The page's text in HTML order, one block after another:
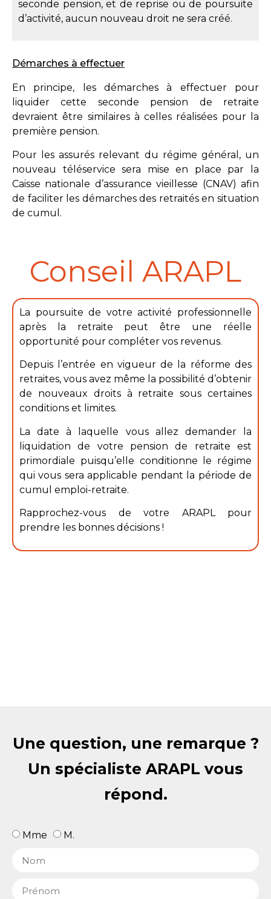
seconde pension, et de reprise ou de poursuite
d’activité, aucun nouveau droit ne sera créé.
Démarches à effectuer
En principe, les démarches à effectuer pour
liquider cette seconde pension de retraite
devraient être similaires à celles réalisées pour la
première pension.
Pour les assurés relevant du régime général, un
nouveau téléservice sera mise en place par la
Caisse nationale d’assurance vieillesse (CNAV) afin
de faciliter les démarches des retraités en situation
de cumul.
Conseil ARAPL​
La poursuite de votre activité professionnelle
après la retraite peut être une réelle
opportunité pour compléter vos revenus.
Depuis l’entrée en vigueur de la réforme des
retraites, vous avez même la possibilité d’obtenir
de nouveaux droits à retraite sous certaines
conditions et limites.
La date à laquelle vous allez demander la
liquidation de votre pension de retraite est
primordiale puisqu’elle conditionne le régime
qui vous sera applicable pendant la période de
cumul emploi-retraite.
Rapprochez-vous de votre ARAPL pour
prendre les bonnes décisions !
Une question, une remarque ?
Un spécialiste ARAPL vous
répond.
Mme M.